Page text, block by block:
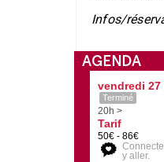
Infos/
AGENDA
vendredi 27
Terminé
20h >
Tarif
50€ - 86€
y aller.